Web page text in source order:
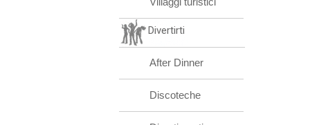
Divertirti
After Dinner
Discoteche